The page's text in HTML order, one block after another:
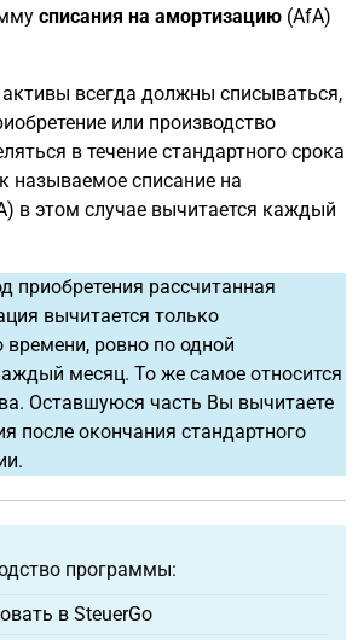
списания на амортизацию (AfA)
всегда должны списываться,
или производство
в течение стандартного срока
называемое списание на
в этом случае вычитается каждый
приобретения рассчитанная
вычитается только
времени, ровно по одной
месяц. То же самое относится
Оставшуюся часть Вы вычитаете
после окончания стандартного
программы:
в SteuerGo